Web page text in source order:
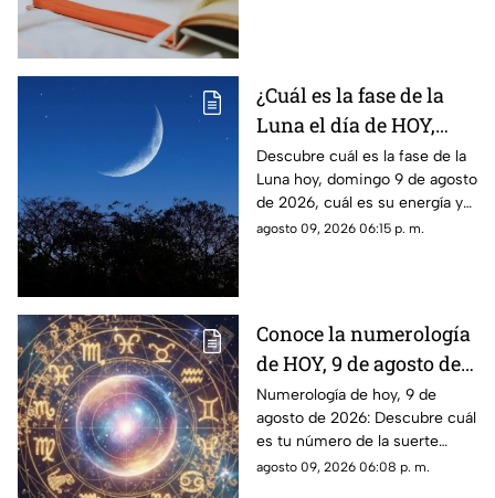
¿Cuál es la fase de la
Luna el día de HOY,
domingo 9 de agosto de
2026? Así se verá el
astro durante la noche
Descubre cuál es la fase de la
Luna hoy, domingo 9 de agosto
de 2026, cuál es su energía y
cómo nos podría afectar.
agosto 09, 2026 06:15 p. m.
Conoce la numerología
de HOY, 9 de agosto de
2026: ¿Cuál es el
número de la suerte de
este domingo para cada
signo del zodiaco?
Numerología de hoy, 9 de
agosto de 2026: Descubre cuál
es tu número de la suerte
según tu signo zodiacal.
agosto 09, 2026 06:08 p. m.